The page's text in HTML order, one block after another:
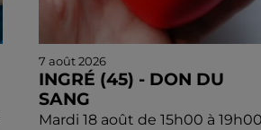
7 août 2026
INGRÉ (45) - DON DU
SANG
Mardi 18 août de 15h00 à